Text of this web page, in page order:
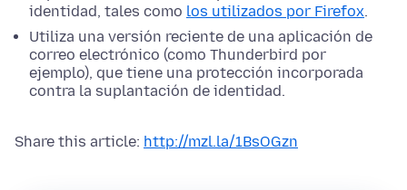
identidad, tales como los utilizados por Firefox.
Utiliza una versión reciente de una aplicación de
correo electrónico (como Thunderbird por
ejemplo), que tiene una protección incorporada
contra la suplantación de identidad.
Share this article: http://mzl.la/1BsOGzn